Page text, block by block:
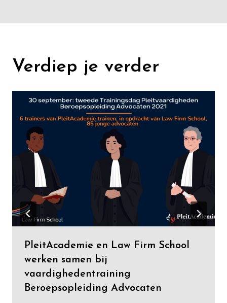
Verdiep je verder
PleitAcademie en Law Firm School
werken samen bij
vaardighedentraining
Beroepsopleiding Advocaten